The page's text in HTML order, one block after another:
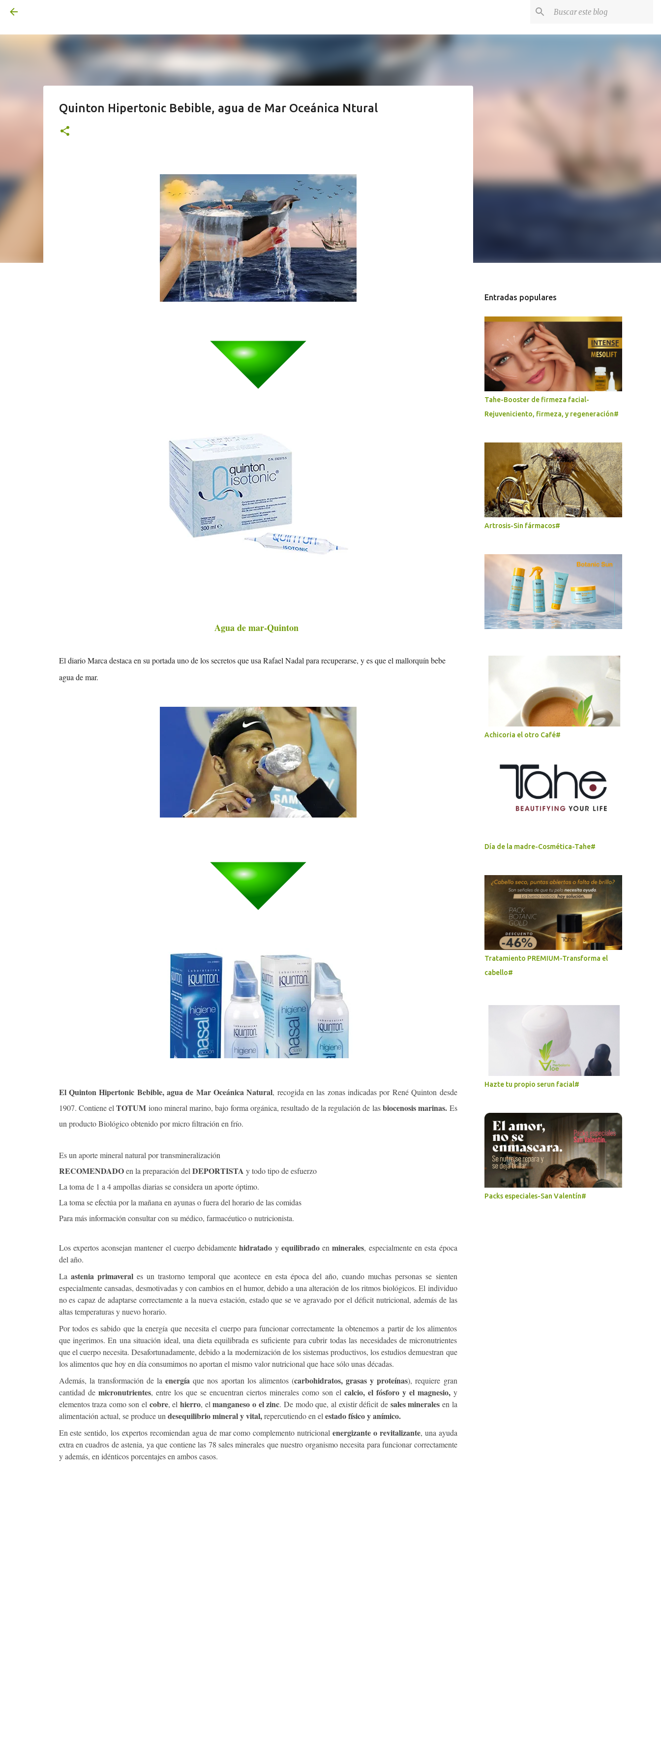
Quinton Hipertonic Bebible, agua de Mar Oceánica Ntural
Agua de mar-Quinton
El diario Marca destaca en su portada uno de los secretos que usa Rafael Nadal para recuperarse, y es que el mallorquín bebe
agua de mar.
El Quinton Hipertonic Bebible, agua de Mar Oceánica Natural, recogida en las zonas indicadas por René Quinton desde
1907. Contiene elTOTUM iono mineral marino, bajo forma orgánica, resultado de la regulación de lasbiocenosis marinas. Es
un producto Biológico obtenido por micro filtración en frío.
Es un aporte mineral natural por transmineralización
RECOMENDADOen la preparación del DEPORTISTA y todo tipo de esfuerzo
La toma de 1 a 4 ampollas diarias se considera un aporte óptimo.
La toma se efectúa por la mañana en ayunas o fuera del horario de las comidas
Para más información consultar con su médico, farmacéutico o nutricionista.
Los expertos aconsejan mantener el cuerpo debidamentehidratado yequilibradoenminerales, especialmente en esta época
del año.
Laastenia primaverales un trastorno temporal que acontece en esta época del año, cuando muchas personas se sienten
especialmente cansadas, desmotivadas y con cambios en el humor, debido a una alteración de los ritmos biológicos. El individuo
no es capaz de adaptarse correctamente a la nueva estación, estado que se ve agravado por el déficit nutricional, además de las
altas temperaturas y nuevo horario.
Por todos es sabido que la energía que necesita el cuerpo para funcionar correctamente la obtenemos a partir de los alimentos
que ingerimos. En una situación ideal, una dieta equilibrada es suficiente para cubrir todas las necesidades de micronutrientes
que el cuerpo necesita. Desafortunadamente, debido a la modernización de los sistemas productivos, los estudios demuestran que
los alimentos que hoy en día consumimos no aportan el mismo valor nutricional que hace sólo unas décadas.
Además, la transformación de la energía que nos aportan los alimentos (carbohidratos, grasas y proteínas), requiere gran
cantidad de micronutrientes, entre los que se encuentran ciertos minerales como son el calcio, el fósforo y el magnesio,y
elementos traza como son el cobre, el hierro, elmanganeso o el zinc. De modo que, al existir déficit de sales minerales en la
alimentación actual, se produce un desequilibrio mineral y vital,repercutiendo en el estado físico y anímico.
En este sentido, los expertos recomiendan agua de mar como complemento nutricional energizante o revitalizante, una ayuda
extra en cuadros de astenia, ya que contiene las 78 sales minerales que nuestro organismo necesita para funcionar correctamente
y además, en idénticos porcentajes en ambos casos.
Entradas populares
Tahe-Booster de firmeza facial-
Rejuveniciento, firmeza, y regeneración#
Artrosis-Sin fármacos#
Achicoria el otro Café#
Día de la madre-Cosmética-Tahe#
Tratamiento PREMIUM-Transforma el
cabello#
Hazte tu propio serun facial#
Packs especiales-San Valentín#